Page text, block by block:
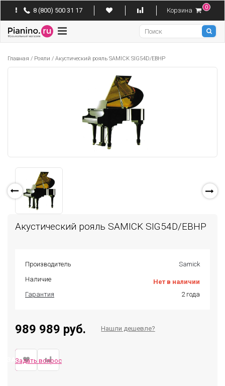
8 (800) 500 31 17 Корзина 0
Pianino
Главная / Рояли / Акустический рояль SAMICK SIG54D/EBHP
Акустический рояль SAMICK SIG54D/EBHP
Производитель
Samick
Наличие
Нет в наличии
Гарантия
2 года
989 989 руб. Нашли дешевле?
ЗАКАЗАТЬ
Задать вопрос